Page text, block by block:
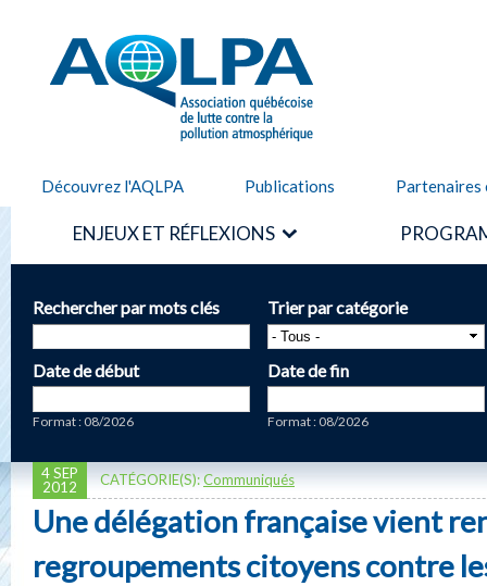
AQLPA
Découvrez l'AQLPA Publications Partenaires
ENJEUX ET RÉFLEXIONS
Rechercher par mots clés Trier par catégorie
Date de début
Format : 08/2026
Date de fin
Format : 08/2026
4 SEP
2012
CATÉGORIE(S):Communiqués
Une délégation française vient
regroupements citoyens contre